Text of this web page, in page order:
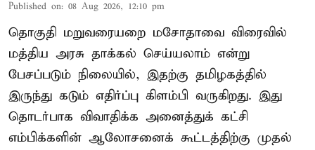
Published on: 08 Aug 2026, 12:10 pm
தொகுதி மறுவரையறை மசோதாவை விரைவில்
மத்திய அரசு தாக்கல் செய்யலாம் என்று
பேசப்படும் நிலையில், இதற்கு தமிழகத்தில்
இருந்து கடும் எதிர்ப்பு கிளம்பி வருகிறது. இது
தொடர்பாக விவாதிக்க அனைத்துக் கட்சி
எம்பிக்களின் ஆலோசனைக் கூட்டத்திற்கு முதல்